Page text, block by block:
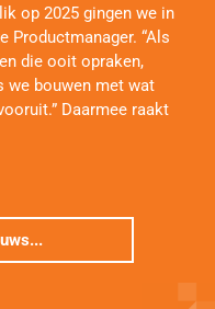
op 2025 gingen we in
Productmanager. “Als
die ooit opraken,
we bouwen met wat
Daarmee raakt